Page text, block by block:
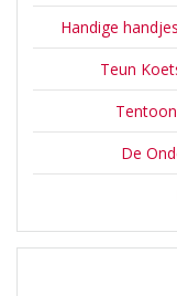
Handige
Teun
De